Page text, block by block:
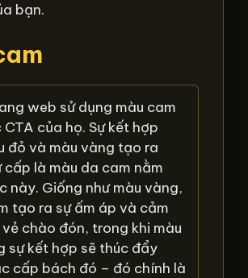
bạn.
web sử dụng màu cam
của họ. Sự kết hợp
đỏ và màu vàng tạo ra
cấp là màu da cam nằm
này. Giống như màu vàng,
tạo ra sự ấm áp và cảm
chào đón, trong khi màu
sự kết hợp sẽ thúc đẩy
cấp bách đó – đó chính là